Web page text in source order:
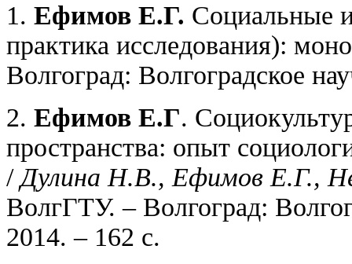
1. Ефимов Е.Г. Социальные
практика исследования):
Волгоград: Волгоградское
2. Ефимов Е.Г.
пространства: опыт
/Дулина Н.В., Ефимов Е.Г.,
ВолгГТУ. – Волгоград:
2014. – 162 с.